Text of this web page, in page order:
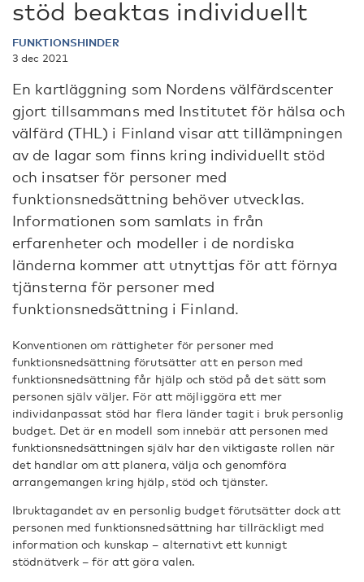
stöd beaktas individuellt
FUNKTIONSHINDER
3 dec 2021
En kartläggning som Nordens välfärdscenter
gjort tillsammans med Institutet för hälsa och
välfärd (THL) i Finland visar att tillämpningen
av de lagar som finns kring individuellt stöd
och insatser för personer med
funktionsnedsättning behöver utvecklas.
Informationen som samlats in från
erfarenheter och modeller i de nordiska
länderna kommer att utnyttjas för att förnya
tjänsterna för personer med
funktionsnedsättning i Finland.
Konventionen om rättigheter för personer med
funktionsnedsättning förutsätter att en person med
funktionsnedsättning får hjälp och stöd på det sätt som
personen själv väljer. För att möjliggöra ett mer
individanpassat stöd har flera länder tagit i bruk personlig
budget. Det är en modell som innebär att personen med
funktionsnedsättningen själv har den viktigaste rollen när
det handlar om att planera, välja och genomföra
arrangemangen kring hjälp, stöd och tjänster.
Ibruktagandet av en personlig budget förutsätter dock att
personen med funktionsnedsättning har tillräckligt med
information och kunskap – alternativt ett kunnigt
stödnätverk – för att göra valen.